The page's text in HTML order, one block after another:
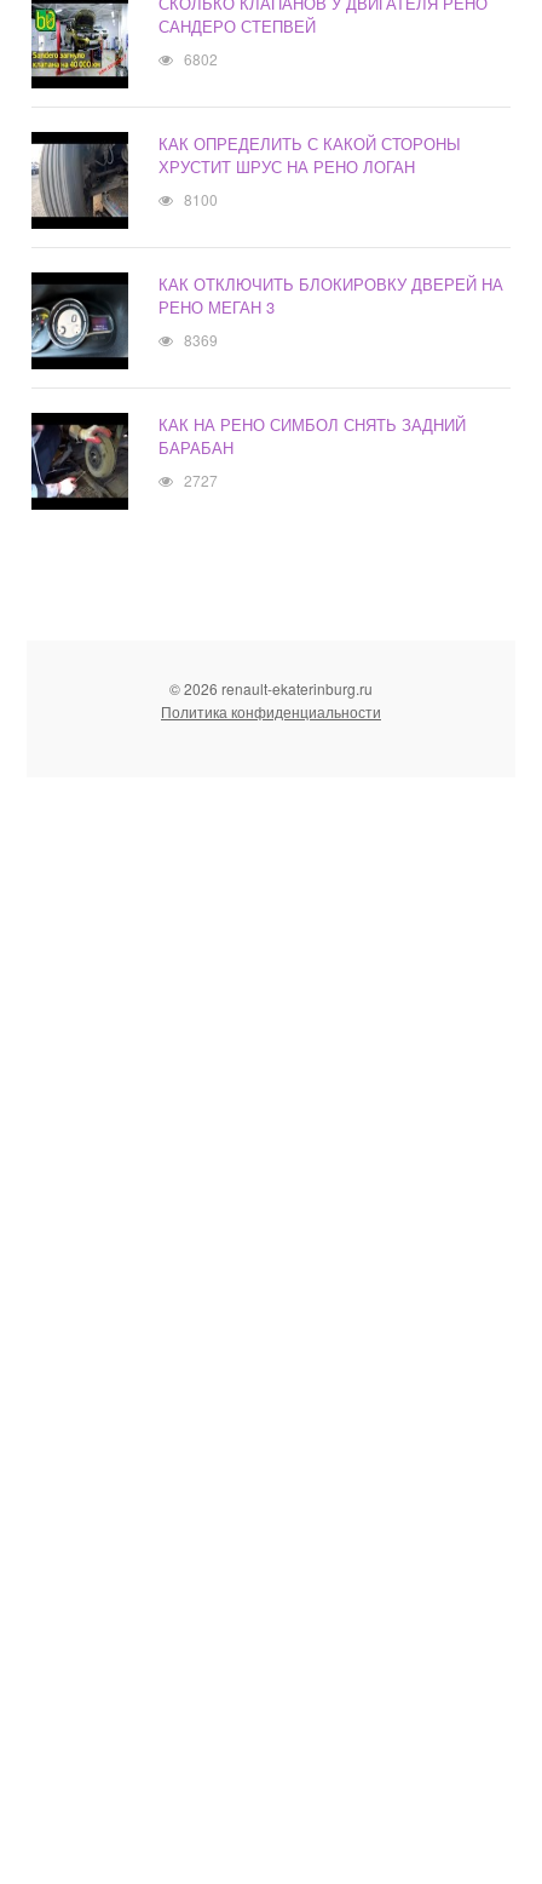
САНДЕРО СТЕПВЕЙ
6802
КАК ОПРЕДЕЛИТЬ С КАКОЙ СТОРОНЫ
ХРУСТИТ ШРУС НА РЕНО ЛОГАН
8100
КАК ОТКЛЮЧИТЬ БЛОКИРОВКУ ДВЕРЕЙ НА
РЕНО МЕГАН 3
8369
КАК НА РЕНО СИМБОЛ СНЯТЬ ЗАДНИЙ
БАРАБАН
2727
© 2026 renault-ekaterinburg.ru
Политика конфиденциальности